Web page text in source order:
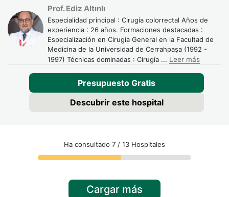
Prof. Ediz Altınlı
Especialidad principal : Cirugía colorrectal Años de
experiencia : 26 años. Formaciones destacadas :
Especialización en Cirugía General en la Facultad de
Medicina de la Universidad de Cerrahpaşa (1992 -
1997) Técnicas dominadas : Cirugía ... Leer más
Presupuesto Gratis
Descubrir este hospital
Ha consultado 7 / 13 Hospitales
Cargar más